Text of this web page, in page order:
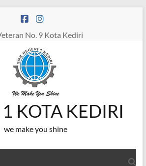
No. 9 Kota Kediri
KOTA KEDIRI
we make you shine